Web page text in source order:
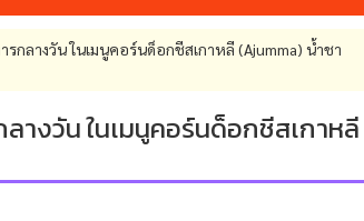
ลางวัน ในเมนูคอร์นด็อกชีสเกาหลี (Ajumma) น้ำชา
งวัน ในเมนูคอร์นด็อกชีสเกาหลี